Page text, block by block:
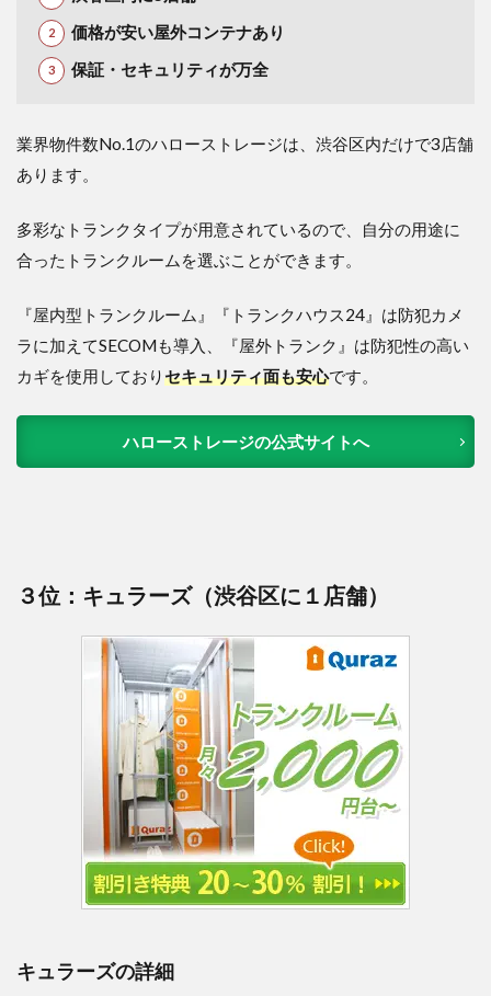
価格が安い屋外コンテナあり
保証・セキュリティが万全
業界物件数No.1のハローストレージは、渋谷区内だけで3店舗
あります。
多彩なトランクタイプが用意されているので、自分の用途に
合ったトランクルームを選ぶことができます。
『屋内型トランクルーム』『トランクハウス24』は防犯カメ
ラに加えてSECOMも導入、『屋外トランク』は防犯性の高い
カギを使用しておりセキュリティ面も安心です。
ハローストレージの公式サイトへ
３位：キュラーズ（渋谷区に１店舗）
キュラーズの詳細